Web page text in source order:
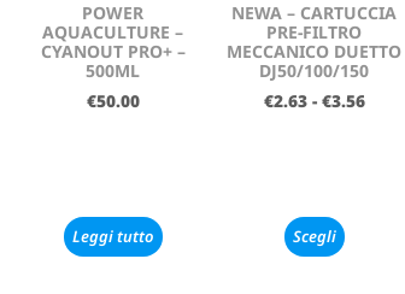
POWER
AQUACULTURE –
CYANOUT PRO+ –
500ML
€50.00
Leggi tutto
NEWA – CARTUCCIA
PRE-FILTRO
MECCANICO DUETTO
DJ50/100/150
€2.63 - €3.56
Scegli